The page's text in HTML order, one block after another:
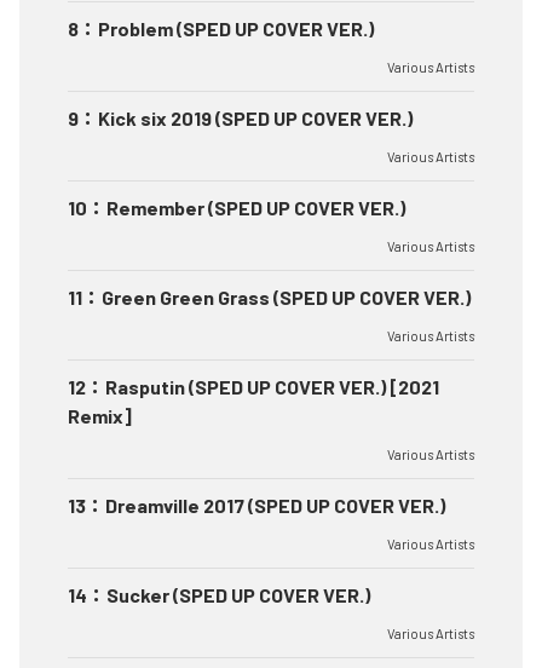
8 ： Problem (SPED UP COVER VER.)
Various Artists
9 ： Kick six 2019 (SPED UP COVER VER.)
Various Artists
10 ： Remember (SPED UP COVER VER.)
Various Artists
11 ： Green Green Grass (SPED UP COVER VER.)
Various Artists
12 ： Rasputin (SPED UP COVER VER.) [2021
Remix]
Various Artists
13 ： Dreamville 2017 (SPED UP COVER VER.)
Various Artists
14 ： Sucker (SPED UP COVER VER.)
Various Artists